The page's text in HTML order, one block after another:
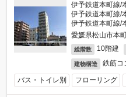
伊予鉄道本町線/
伊予鉄道本町線/
伊予鉄道本町線/
愛媛県松山市本
総階数 10階建
建物構造 鉄筋コ
バス・トイレ別 フローリング